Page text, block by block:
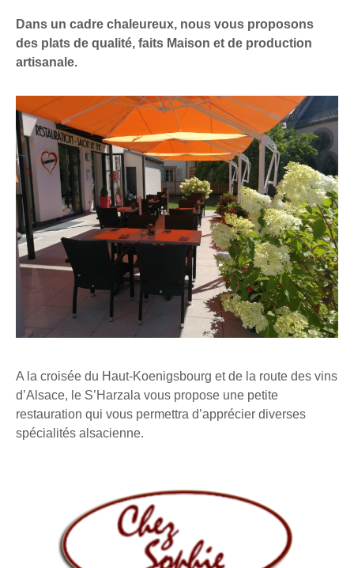
Dans un cadre chaleureux, nous vous proposons
des plats de qualité, faits Maison et de production
artisanale.
A la croisée du Haut-Koenigsbourg et de la route des vins
d’Alsace, le S’Harzala vous propose une petite
restauration qui vous permettra d’apprécier diverses
spécialités alsacienne.